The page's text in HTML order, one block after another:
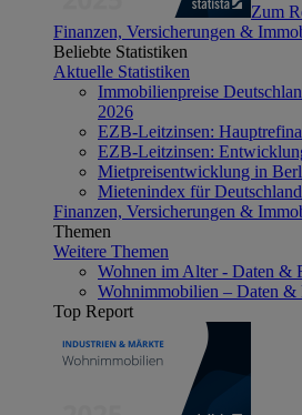
Zum
Finanzen, Versicherungen &
Beliebte Statistiken
Aktuelle Statistiken
Immobilienpreise
2026
EZB-Leitzinsen:
EZB-Leitzinsen:
Mietpreisentwicklung in
Mietenindex für
Finanzen, Versicherungen &
Themen
Weitere Themen
Wohnen im Alter - Daten &
Wohnimmobilien – Daten &
Top Report